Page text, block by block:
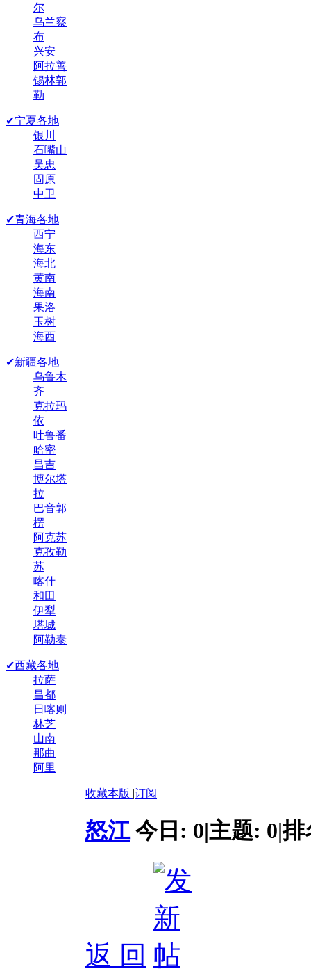
尔
乌兰察
布
兴安
阿拉善
锡林郭
勒
✔宁夏各地
银川
石嘴山
吴忠
固原
中卫
✔青海各地
西宁
海东
海北
黄南
海南
果洛
玉树
海西
✔新疆各地
乌鲁木
齐
克拉玛
依
吐鲁番
哈密
昌吉
博尔塔
拉
巴音郭
楞
阿克苏
克孜勒
苏
喀什
和田
伊犁
塔城
阿勒泰
✔西藏各地
拉萨
昌都
日喀则
林芝
山南
那曲
阿里
收藏本版 |订阅
怒江 今日: 0|主题: 0|
返 回